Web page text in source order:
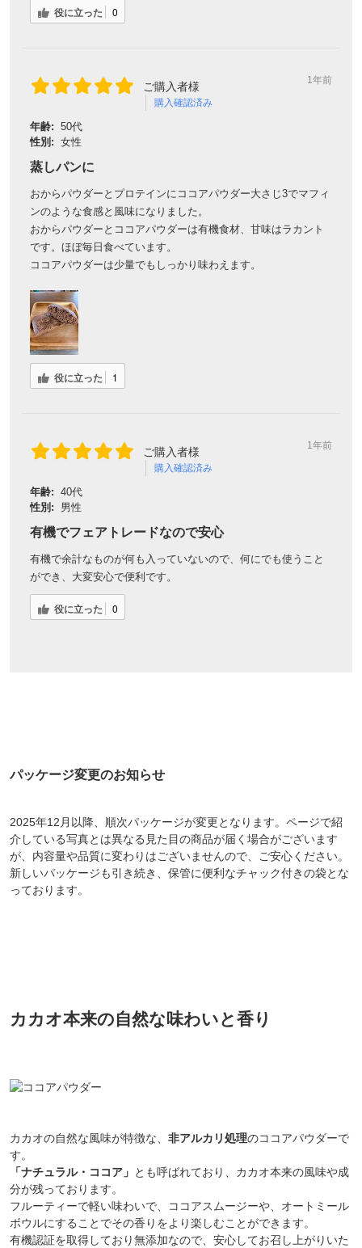
役に立った 0
ご購入者様
購入確認済み
1年前
年齢: 50代
性別: 女性
蒸しパンに
おからパウダーとプロテインにココアパウダー大さじ3でマフィ
ンのような食感と風味になりました。
おからパウダーとココアパウダーは有機食材、甘味はラカント
です。ほぼ毎日食べています。
ココアパウダーは少量でもしっかり味わえます。
役に立った 1
ご購入者様
購入確認済み
1年前
年齢: 40代
性別:
男性
有機でフェアトレードなので安心
有機で余計なものが何も入っていないので、何にでも使うこと
ができ、大変安心で便利です。
役に立った 0
パッケージ変更のお知らせ
2025年12月以降、順次パッケージが変更となります。ページで紹
介している写真とは異なる見た目の商品が届く場合がございます
が、内容量や品質に変わりはございませんので、ご安心ください。
新しいパッケージも引き続き、保管に便利なチャック付きの袋とな
っております。
カカオ本来の自然な味わいと香り
カカオの自然な風味が特徴な、 非アルカリ処理のココアパウダーで
す。
「ナチュラル・ココア」 とも呼ばれており、カカオ本来の風味や成
分が残っております。
フルーティーで軽い味わいで、ココアスムージーや、オートミール
ボウルにすることでその香りをより楽しむことができます。
有機認証を取得しており無添加なので、安心してお召し上がりいた